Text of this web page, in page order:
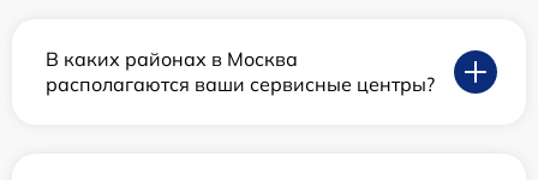
В каких районах в Москва
располагаются ваши сервисные центры?